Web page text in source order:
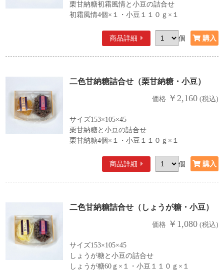
栗甘納糖初霜風情と小豆の詰合せ
初霜風情4個×１・小豆１１０ｇ×１
商品詳細 個
二色甘納糖詰合せ（栗甘納糖・小豆）
価格 ￥2,160(税込)
サイズ153×105×45
栗甘納糖と小豆の詰合せ
栗甘納糖4個×１・小豆１１０ｇ×１
商品詳細 個
二色甘納糖詰合せ（しょうが糖・小豆）
価格 ￥1,080(税込)
サイズ153×105×45
しょうが糖と小豆の詰合せ
しょうが糖60ｇ×１・小豆１１０ｇ×１